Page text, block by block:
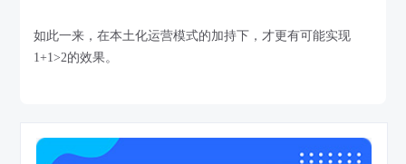
如此一来，在本土化运营模式的加持下，才更有可能实现
1+1>2的效果。